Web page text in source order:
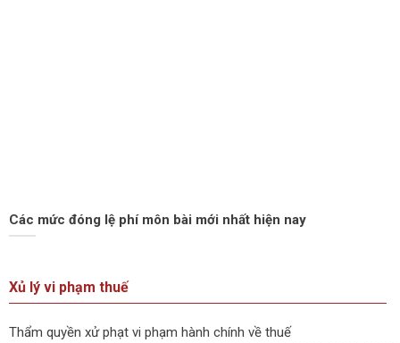
Các mức đóng lệ phí môn bài mới nhất hiện nay
Xủ lý vi phạm thuế
Thẩm quyền xử phạt vi phạm hành chính về thuế